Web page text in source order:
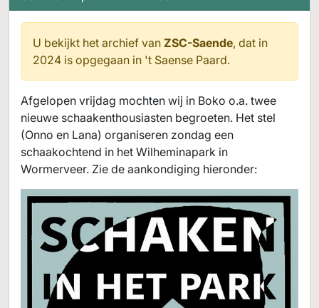
U bekijkt het archief van ZSC-Saende, dat in
2024 is opgegaan in 't Saense Paard.
Afgelopen vrijdag mochten wij in Boko o.a. twee
nieuwe schaakenthousiasten begroeten. Het stel
(Onno en Lana) organiseren zondag een
schaakochtend in het Wilheminapark in
Wormerveer. Zie de aankondiging hieronder: